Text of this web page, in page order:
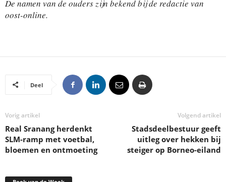
De namen van de ouders zijn bekend bij de redactie van
oost-online.
Deel
Vorig artikel
Real Sranang herdenkt
SLM-ramp met voetbal,
bloemen en ontmoeting
Volgend artikel
Stadsdeelbestuur geeft
uitleg over hekken bij
steiger op Borneo-eiland